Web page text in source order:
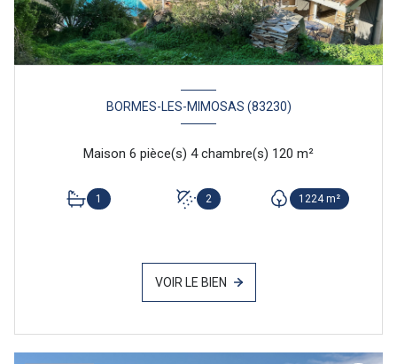
BORMES-LES-MIMOSAS (83230)
Maison 6 pièce(s) 4 chambre(s) 120 m²
1 2 1224 m²
VOIR LE BIEN